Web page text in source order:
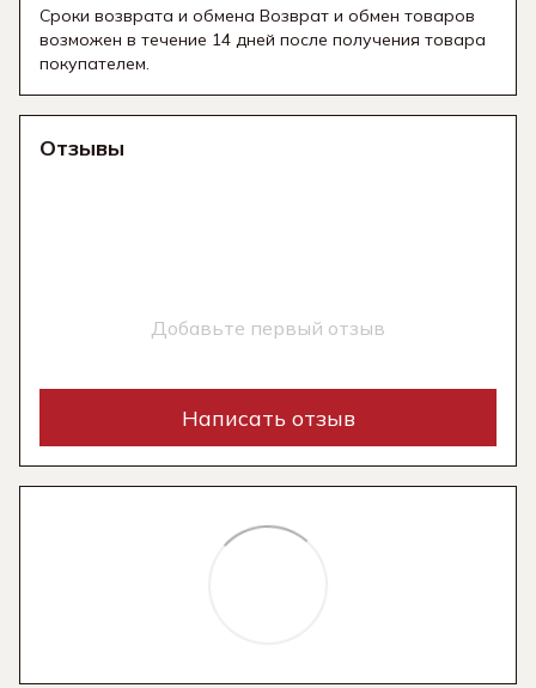
Сроки возврата и обмена Возврат и обмен товаров
возможен в течение 14 дней после получения товара
покупателем.
Отзывы
Добавьте первый отзыв
Написать отзыв